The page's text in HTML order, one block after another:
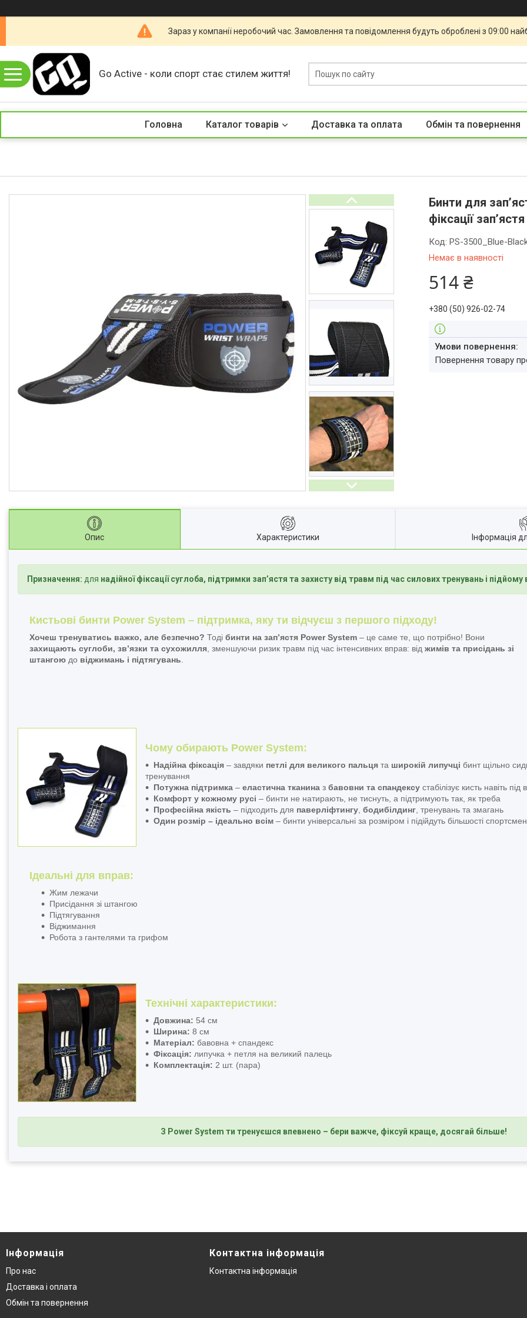
Зараз у компанії неробочий час. Замовлення та повідомлення будуть оброблені з 09:00
Go Active - коли спорт стає стилем життя!
Головна Каталог товарів Доставка та оплата Обмін та повернення
Бинти для
фіксації
Немає в наявності
Код:PS-3500_Blue-
514 ₴
+380 (50) 926-02-74
повернення товару
Опис Характеристики Інформація
Призначення: для надійної фіксації суглоба, підтримки зап’ястя та захисту від травм під час силових тренувань і
Кистьові бинти Power System – підтримка, яку ти відчуєш з першого підходу!
Хочеш тренуватись важко, але безпечно? Тоді бинти на зап’ястя Power System – це саме те, що потрібно! Вони
захищають суглоби, зв’язки та сухожилля , зменшуючи ризик травм під час інтенсивних вправ: від жимів та присідань зі
штангою до віджимань і підтягувань
Чому обирають Power System:
Надійна фіксація – завдяки петлі для великого пальця та широкій липучці бинт щільно
тренування
Потужна підтримка – еластична тканина з бавовни та спандексу стабілізує кисть навіть
Комфорт у кожному русі – бинти не натирають, не тиснуть, а підтримують так, як треба
Професійна якість – підходить для паверліфтингу бодибілдинг , тренувань та змагань
Один розмір – ідеально всім – бинти універсальні за розміром і підійдуть більшості
Ідеальні для вправ:
Жим лежачи
Присідання зі штангою
Підтягування
Віджимання
Робота з гантелями та грифом
Технічні характеристики:
Довжина: 54 см
Ширина: 8 см
Матеріал: бавовна + спандекс
Фіксація: липучка + петля на великий палець
Комплектація: 2 шт. (пара)
З Power System ти тренуєшся впевнено – бери важче, фіксуй краще, досягай більше!
Інформація
Про нас
Доставка і оплата
Обмін та повернення
Контактна інформація
Контактна інформація